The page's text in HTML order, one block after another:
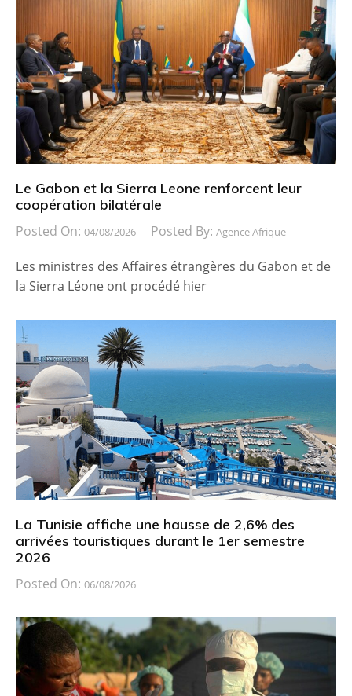
Le Gabon et la Sierra Leone renforcent leur
coopération bilatérale
Posted On: 04/08/2026 Posted By: Agence Afrique
Les ministres des Affaires étrangères du Gabon et de
la Sierra Léone ont procédé hier
La Tunisie affiche une hausse de 2,6% des
arrivées touristiques durant le 1er semestre
2026
Posted On: 06/08/2026